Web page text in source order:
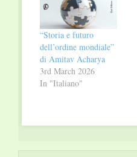
“Storia e futuro
dell’ordine mondiale”
di Amitav Acharya
3rd March 2026
In "Italiano"